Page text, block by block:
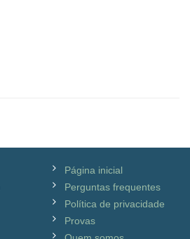
Página inicial
Perguntas frequentes
Política de privacidade
Provas